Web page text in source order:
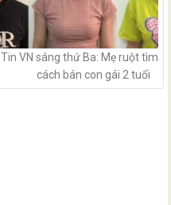
Tin VN sáng thứ Ba: Mẹ ruột tìm
cách bán con gái 2 tuổi